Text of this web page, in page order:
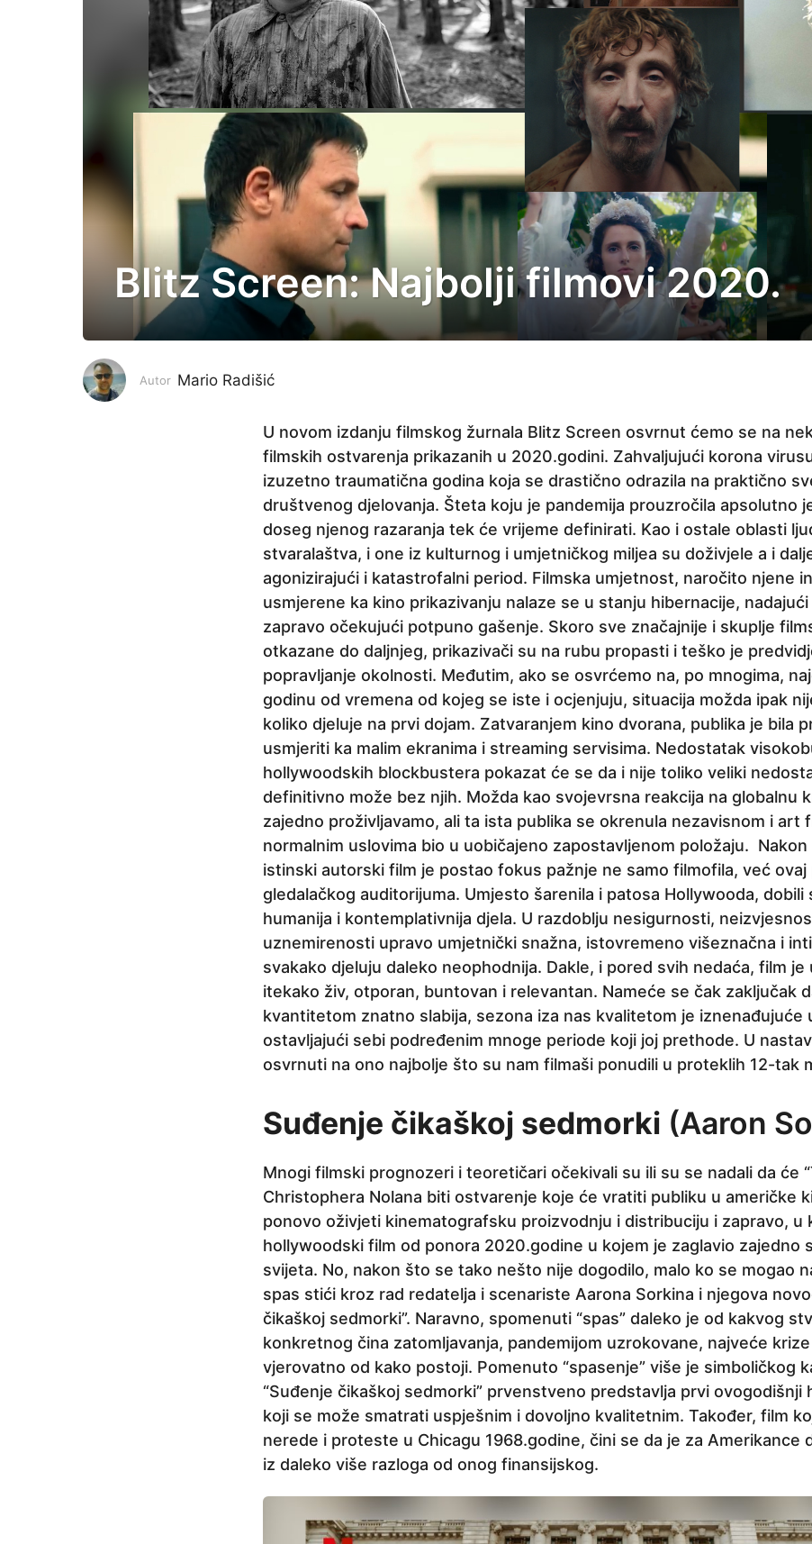
6
g
d
i
n
Blitz Screen: Najbolji filmovi 2020.
Autor Mario Radišić
U novom izdanju filmskog žurnala Blitz Screen osvrnut ćemo se na
filmskih ostvarenja prikazanih u 2020.godini. Zahvaljujući korona
izuzetno traumatična godina koja se drastično odrazila na praktično
društvenog djelovanja. Šteta koju je pandemija prouzročila apsolutno
doseg njenog razaranja tek će vrijeme definirati. Kao i ostale oblasti
stvaralaštva, i one iz kulturnog i umjetničkog miljea su doživjele a i
agonizirajući i katastrofalni period. Filmska umjetnost, naročito njene
usmjerene ka kino prikazivanju nalaze se u stanju hibernacije,
zapravo očekujući potpuno gašenje. Skoro sve značajnije i skuplje
otkazane do daljnjeg, prikazivači su na rubu propasti i teško je
popravljanje okolnosti. Međutim, ako se osvrćemo na, po mnogima,
godinu od vremena od kojeg se iste i ocjenjuju, situacija možda ipak
koliko djeluje na prvi dojam. Zatvaranjem kino dvorana, publika je bila
usmjeriti ka malim ekranima i streaming servisima. Nedostatak
hollywoodskih blockbustera pokazat će se da i nije toliko veliki
definitivno može bez njih. Možda kao svojevrsna reakcija na globalnu
zajedno proživljavamo, ali ta ista publika se okrenula nezavisnom i art
normalnim uslovima bio u uobičajeno zapostavljenom položaju.
istinski autorski film je postao fokus pažnje ne samo filmofila, već
gledalačkog auditorijuma. Umjesto šarenila i patosa Hollywooda, dobili
humanija i kontemplativnija djela. U razdoblju nesigurnosti,
uznemirenosti upravo umjetnički snažna, istovremeno višeznačna i
svakako djeluju daleko neophodnija. Dakle, i pored svih nedaća, film
itekako živ, otporan, buntovan i relevantan. Nameće se čak zaključak
kvantitetom znatno slabija, sezona iza nas kvalitetom je iznenađujuće
ostavljajući sebi podređenim mnoge periode koji joj prethode. U
osvrnuti na ono najbolje što su nam filmaši ponudili u proteklih 12-tak
Suđenje čikaškoj sedmorki (Aaron
Mnogi filmski prognozeri i teoretičari očekivali su ili su se nadali da će
Christophera Nolana biti ostvarenje koje će vratiti publiku u američke
ponovo oživjeti kinematografsku proizvodnju i distribuciju i zapravo, u
hollywoodski film od ponora 2020.godine u kojem je zaglavio zajedno
svijeta. No, nakon što se tako nešto nije dogodilo, malo ko se mogao
spas stići kroz rad redatelja i scenariste Aarona Sorkina i njegova
čikaškoj sedmorki”. Naravno, spomenuti “spas” daleko je od kakvog
konkretnog čina zatomljavanja, pandemijom uzrokovane, najveće
vjerovatno od kako postoji. Pomenuto “spasenje” više je simboličkog
“Suđenje čikaškoj sedmorki” prvenstveno predstavlja prvi ovogodišnji
koji se može smatrati uspješnim i dovoljno kvalitetnim. Također, film
nerede i proteste u Chicagu 1968.godine, čini se da je za Amerikance
iz daleko više razloga od onog finansijskog.